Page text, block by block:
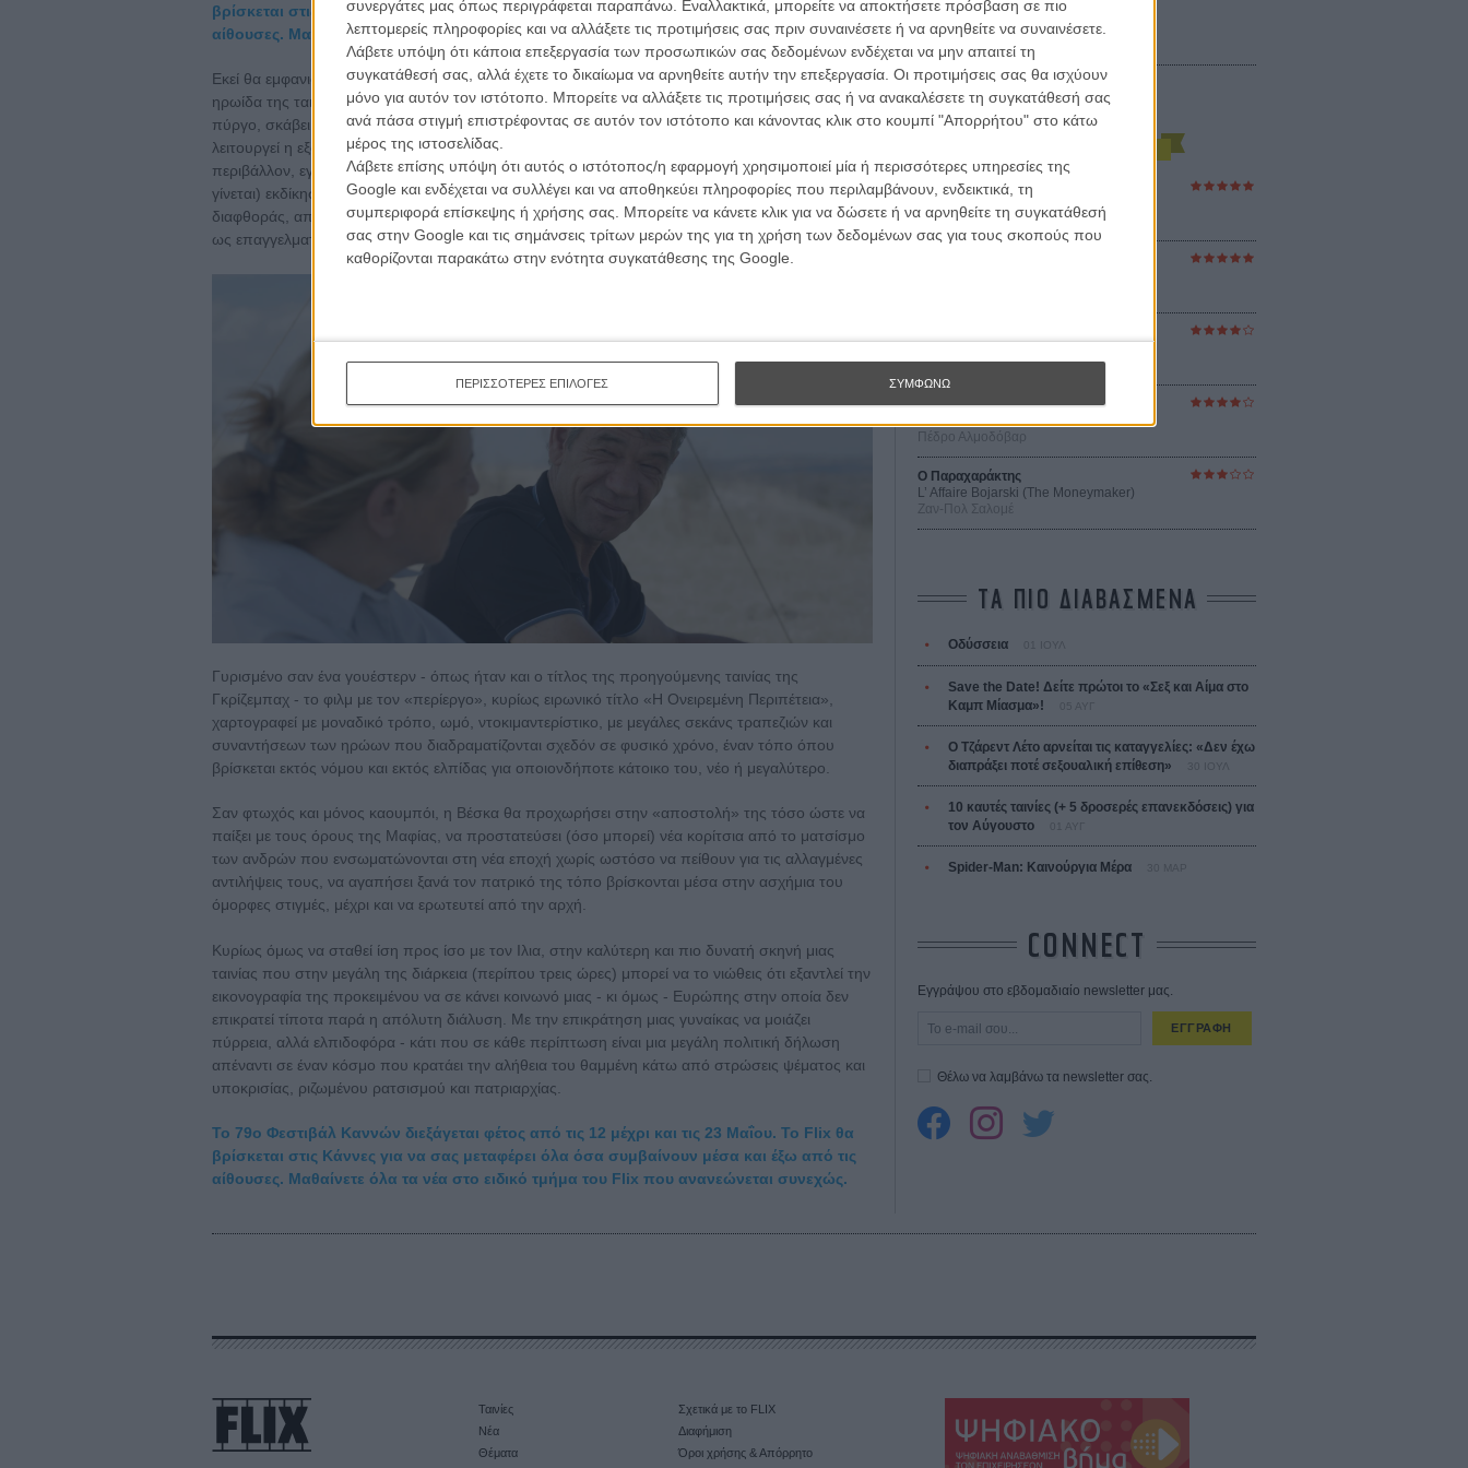
συνεργάτες μας όπως περιγράφεται παραπάνω. Εναλλακτικά, μπορείτε να αποκτήσετε πρόσβαση σε πιο
λεπτομερείς πληροφορίες και να αλλάξετε τις προτιμήσεις σας πριν συναινέσετε ή να αρνηθείτε να συναινέσετε.
Λάβετε υπόψη ότι κάποια επεξεργασία των προσωπικών σας δεδομένων ενδέχεται να μην απαιτεί τη
συγκατάθεσή σας, αλλά έχετε το δικαίωμα να αρνηθείτε αυτήν την επεξεργασία. Οι προτιμήσεις σας θα ισχύουν
μόνο για αυτόν τον ιστότοπο. Μπορείτε να αλλάξετε τις προτιμήσεις σας ή να ανακαλέσετε τη συγκατάθεσή σας
ανά πάσα στιγμή επιστρέφοντας σε αυτόν τον ιστότοπο και κάνοντας κλικ στο κουμπί "Απορρήτου" στο κάτω
μέρος της ιστοσελίδας.
Λάβετε επίσης υπόψη ότι αυτός ο ιστότοπος/η εφαρμογή χρησιμοποιεί μία ή περισσότερες υπηρεσίες της
Google και ενδέχεται να συλλέγει και να αποθηκεύει πληροφορίες που περιλαμβάνουν, ενδεικτικά, τη
συμπεριφορά επίσκεψης ή χρήσης σας. Μπορείτε να κάνετε κλικ για να δώσετε ή να αρνηθείτε τη συγκατάθεσή
σας στην Google και τις σημάνσεις τρίτων μερών της για τη χρήση των δεδομένων σας για τους σκοπούς που
καθορίζονται παρακάτω στην ενότητα συγκατάθεσης της Google.
ΠΕΡΙΣΣΟΤΕΡΕΣ ΕΠΙΛΟΓΕΣ ΣΥΜΦΩΝΩ
βρίσκεται στις Κάννες για να σας μεταφέρει όλα όσα συμβαίνουν μέσα και έξω από τις
αίθουσες. Μαθαίνετε όλα τα νέα στο ειδικό τμήμα του Flix που ανανεώνεται συνεχώς.
Εκεί θα εμφανιστεί στην αρχή ένας άντρας που αναζητά κάτι από το παρελθόν. Και λίγο μετά η
ηρωίδα της ταινίας, η Βέσκα, μια αρχαιολόγος που επικεφαλής μιας ανασκαφής σε έναν αρχαίο
πύργο, σκάβει περισσότερο από όσο θα της επιτραπεί τους μηχανισμούς με τους οποίους
λειτουργεί η εξουσία του Ιλια στην περιοχή, τη θέση των γυναικών σε ένα σκληρά πατριαρχικό
περιβάλλον, εγκλήματα του παρελθόντος (και του παρόντος) και μια μορφή αναίμακτης (αν
γίνεται) εκδίκησης για την πατρίδα που στερήθηκε, φεύγοντας μακριά από έναν ασφυκτικό κλοιό
διαφθοράς, απανθρωπιάς και εγκλήματος προκειμένου να επιβιώσει - ως γυναίκα, ως μητέρα,
ως επαγγελματίας, σχεδόν και ως άνθρωπος.
Γυρισμένο σαν ένα γουέστερν - όπως ήταν και ο τίτλος της προηγούμενης ταινίας της
Γκρίζεμπαχ - το φιλμ με τον «περίεργο», κυρίως ειρωνικό τίτλο «Η Ονειρεμένη Περιπέτεια»,
χαρτογραφεί με μοναδικό τρόπο, ωμό, ντοκιμαντερίστικο, με μεγάλες σεκάνς τραπεζιών και
συναντήσεων των ηρώων που διαδραματίζονται σχεδόν σε φυσικό χρόνο, έναν τόπο όπου
βρίσκεται εκτός νόμου και εκτός ελπίδας για οποιονδήποτε κάτοικο του, νέο ή μεγαλύτερο.
Σαν φτωχός και μόνος καουμπόι, η Βέσκα θα προχωρήσει στην «αποστολή» της τόσο ώστε να
παίξει με τους όρους της Μαφίας, να προστατεύσει (όσο μπορεί) νέα κορίτσια από το ματσίσμο
των ανδρών που ενσωματώνονται στη νέα εποχή χωρίς ωστόσο να πείθουν για τις αλλαγμένες
αντιλήψεις τους, να αγαπήσει ξανά τον πατρικό της τόπο βρίσκονται μέσα στην ασχήμια του
όμορφες στιγμές, μέχρι και να ερωτευτεί από την αρχή.
Κυρίως όμως να σταθεί ίση προς ίσο με τον Ιλια, στην καλύτερη και πιο δυνατή σκηνή μιας
ταινίας που στην μεγάλη της διάρκεια (περίπου τρεις ώρες) μπορεί να το νιώθεις ότι εξαντλεί την
εικονογραφία της προκειμένου να σε κάνει κοινωνό μιας - κι όμως - Ευρώπης στην οποία δεν
επικρατεί τίποτα παρά η απόλυτη διάλυση. Με την επικράτηση μιας γυναίκας να μοιάζει
πύρρεια, αλλά ελπιδοφόρα - κάτι που σε κάθε περίπτωση είναι μια μεγάλη πολιτική δήλωση
απέναντι σε έναν κόσμο που κρατάει την αλήθεια του θαμμένη κάτω από στρώσεις ψέματος και
υποκρισίας, ριζωμένου ρατσισμού και πατριαρχίας.
Το 79ο Φεστιβάλ Καννών διεξάγεται φέτος από τις 12 μέχρι και τις 23 Μαΐου. Το Flix θα
βρίσκεται στις Κάννες για να σας μεταφέρει όλα όσα συμβαίνουν μέσα και έξω από τις
αίθουσες. Μαθαίνετε όλα τα νέα στο ειδικό τμήμα του Flix που ανανεώνεται συνεχώς.
Οι Αρμονίες Βερκμάιστερ
Werckmeister Harmonies
Μπέλα Ταρ
Κρίστοφερ Νόλαν
Ψηλά Τακούνια
Tacones lejanos
Πέδρο Αλμοδόβαρ
Ο Παραχαράκτης
L’ Affaire Bojarski (The Moneymaker)
Ζαν-Πολ Σαλομέ
ΤΑ ΠΙΟ ΔΙΑΒΑΣΜΕΝΑ
Οδύσσεια
Save the Date! Δείτε πρώτοι το «Σεξ και Αίμα στο
Καμπ Μίασμα»!
Ο Τζάρεντ Λέτο αρνείται τις καταγγελίες: «Δεν έχω
διαπράξει ποτέ σεξουαλική επίθεση»
10 καυτές ταινίες (+ 5 δροσερές επανεκδόσεις) για
τον Αύγουστο
Spider-Man: Καινούργια Μέρα 30 ΜΑΡ
CONNECT
Εγγράψου στο εβδομαδιαίο newsletter μας.
ΕΓΓΡΑΦΗ
Θέλω να λαμβάνω τα newsletter σας.
Ταινίες
Νέα
Θέματα
Σχετικά με το FLIX
Διαφήμιση
Όροι χρήσης & Απόρρητο